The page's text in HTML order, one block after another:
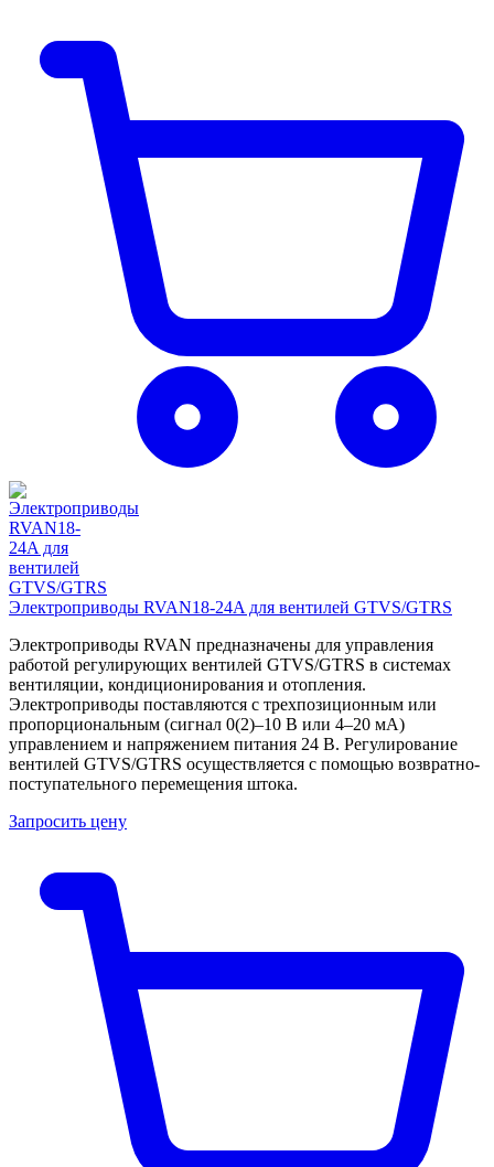
Электроприводы RVAN18-24A для вентилей GTVS/GTRS
Электроприводы RVAN предназначены для управления
работой регулирующих вентилей GTVS/GTRS в системах
вентиляции, кондиционирования и отопления.
Электроприводы поставляются с трехпозиционным или
пропорциональным (сигнал 0(2)–10 В или 4–20 мА)
управлением и напряжением питания 24 В. Регулирование
вентилей GTVS/GTRS осуществляется с помощью возвратно-
поступательного перемещения штока.
Запросить цену